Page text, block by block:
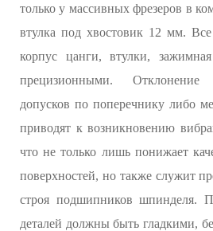
только у массивных фрезеров в
втулка под хвостовик 12 мм. Все
корпус цанги, втулки,
прецизионными.
допусков по поперечнику либо
приводят к возникновению
что не только лишь понижает
поверхностей, но также служит
строя подшипников шпинделя.
деталей должны быть гладкими,